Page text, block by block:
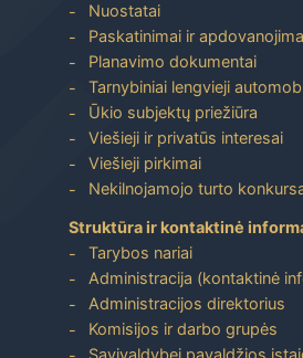
Nuostatai
Paskatinimai ir
Planavimo dokumentai
Tarnybiniai lengvieji
Ūkio subjektų priežiūra
Viešieji ir privatūs interesai
Viešieji pirkimai
Nekilnojamojo turto
Struktūra ir kontaktinė
Tarybos nariai
Administracija (kontaktinė
Administracijos direktorius
Komisijos ir darbo grupės
Savivaldybei pavaldžios